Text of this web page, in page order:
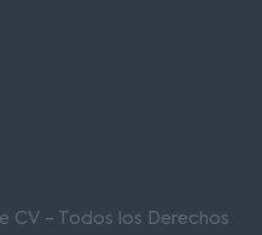
CV - Todos los Derechos